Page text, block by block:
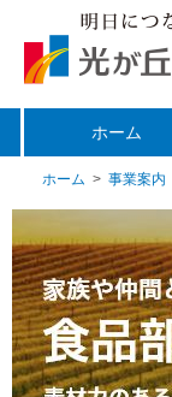
ホーム
ホーム > 事業案内